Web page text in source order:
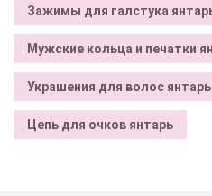
Зажимы для галстука
Мужские кольца и печатки
Украшения для волос янтарь
Цепь для очков янтарь